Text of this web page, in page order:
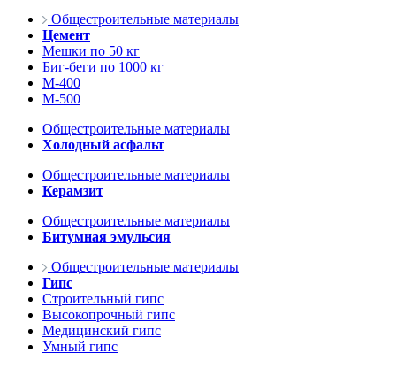
Общестроительные материалы
Цемент
Мешки по 50 кг
Биг-беги по 1000 кг
М-400
М-500
Общестроительные материалы
Холодный асфальт
Общестроительные материалы
Керамзит
Общестроительные материалы
Битумная эмульсия
Общестроительные материалы
Гипс
Строительный гипс
Высокопрочный гипс
Медицинский гипс
Умный гипс